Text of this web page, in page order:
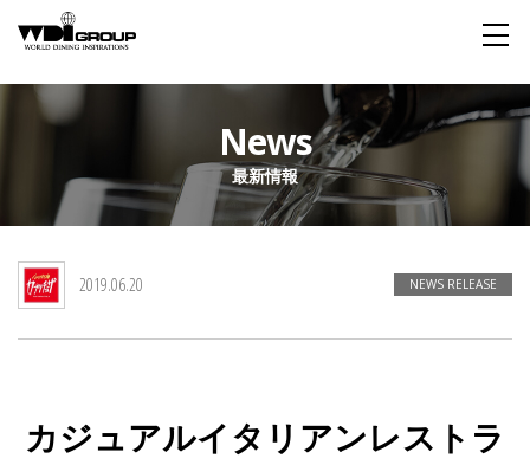
About WDI
WDI STANDARD
私たちが大切にするもの 舞台は世界
Social Responsibility Sustainability
Restaurant
News
最新情報
2019.06.20 NEWS RELEASE
カジュアルイタリアンレストラ